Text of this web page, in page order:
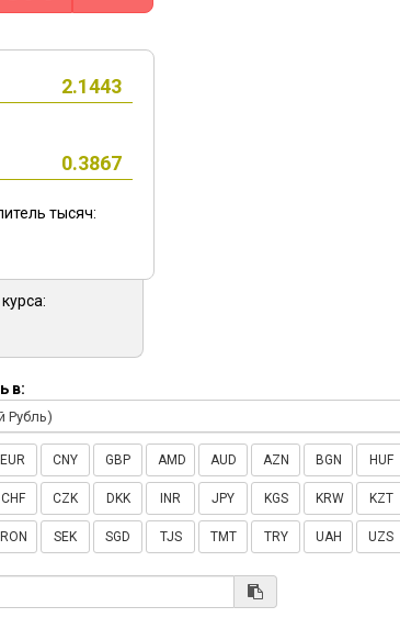
тысяч:
в:
Рубль)
EUR CNY GBP AMD AUD AZN BGN HUF
CHF CZK DKK INR JPY KGS KRW KZT
RON SEK SGD TJS TMT TRY UAH UZS